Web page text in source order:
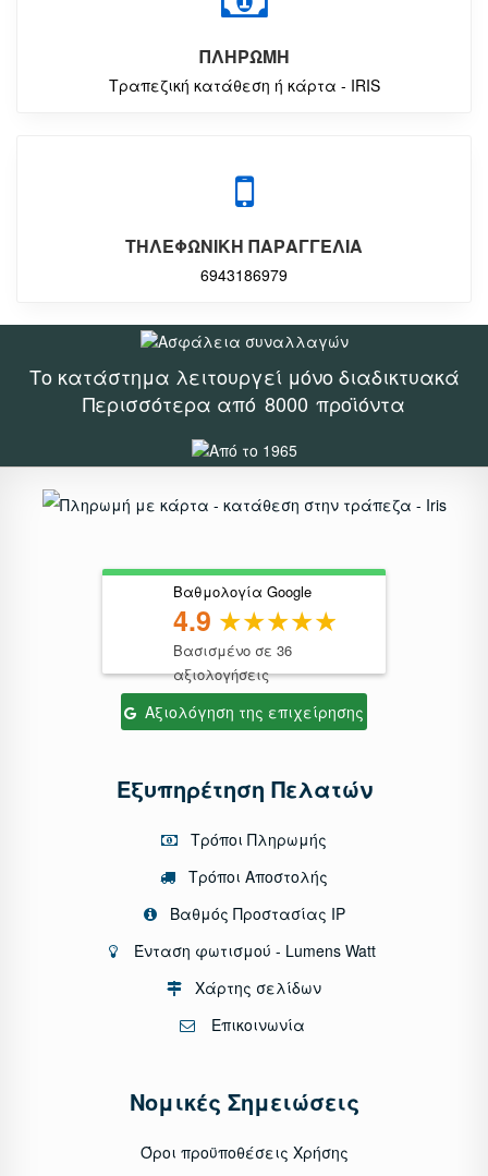
ΠΛΗΡΩΜΗ
Τραπεζική κατάθεση ή κάρτα - IRIS
ΤΗΛΕΦΩΝΙΚΗ ΠΑΡΑΓΓΕΛΙΑ
6943186979
Το κατάστημα λειτουργεί μόνο διαδικτυακά
Περισσότερα από 8000 προϊόντα
Βαθμολογία Google
4.9
Βασισμένο σε 36
αξιολογήσεις
Αξιολόγηση της επιχείρησης
Εξυπηρέτηση Πελατών
Τρόποι Πληρωμής
Τρόποι Αποστολής
Βαθμός Προστασίας IP
Ένταση φωτισμού - Lumens Watt
Χάρτης σελίδων
Επικοινωνία
Νομικές Σημειώσεις
Όροι προϋποθέσεις Χρήσης